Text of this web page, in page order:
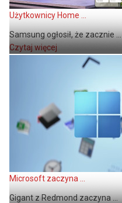
Użytkownicy Home ...
Samsung ogłosił, że zacznie ...
Czytaj więcej
Microsoft zaczyna ...
Gigant z Redmond zaczyna ...